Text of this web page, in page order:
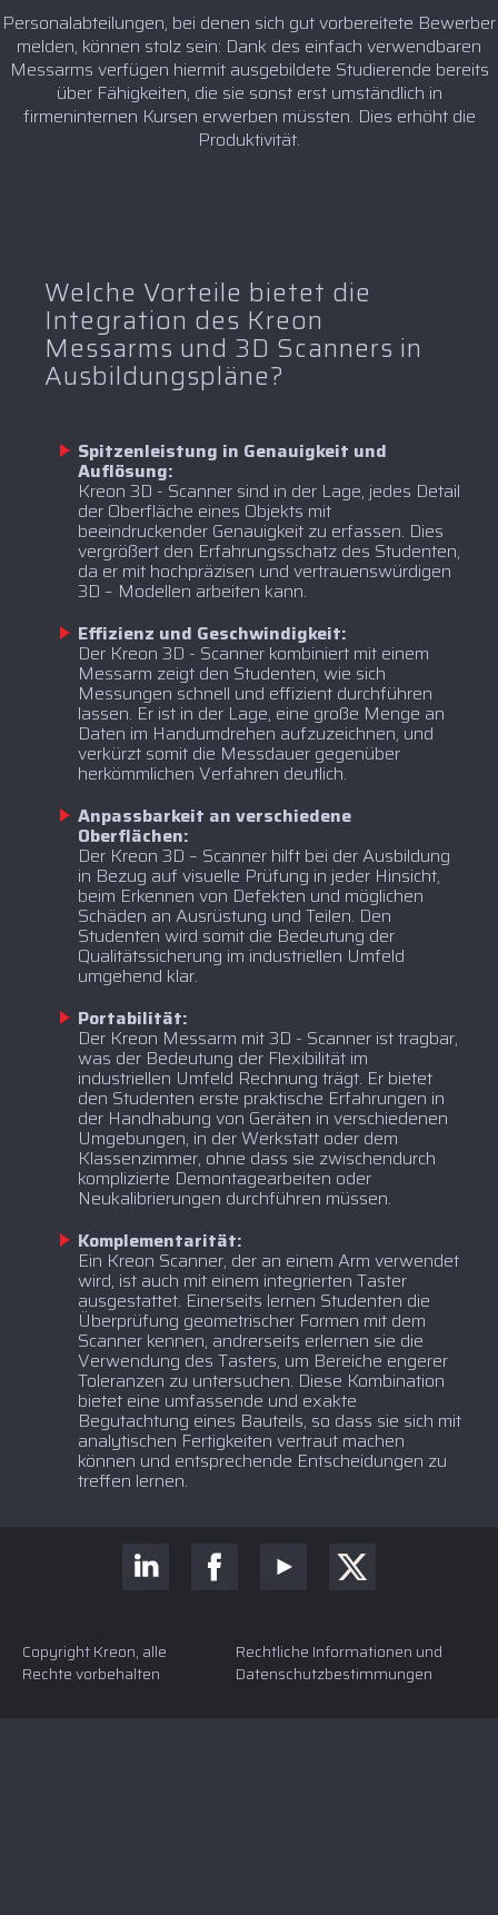
Personalabteilungen, bei denen sich gut vorbereitete Bewerber
melden, können stolz sein: Dank des einfach verwendbaren
Messarms verfügen hiermit ausgebildete Studierende bereits
über Fähigkeiten, die sie sonst erst umständlich in
firmeninternen Kursen erwerben müssten. Dies erhöht die
Produktivität.
Welche Vorteile bietet die
Integration des Kreon
Messarms und 3D Scanners in
Ausbildungspläne?
Spitzenleistung in Genauigkeit und
Auflösung:
Kreon 3D - Scanner sind in der Lage, jedes Detail
der Oberfläche eines Objekts mit
beeindruckender Genauigkeit zu erfassen. Dies
vergrößert den Erfahrungsschatz des Studenten,
da er mit hochpräzisen und vertrauenswürdigen
3D – Modellen arbeiten kann.
Effizienz und Geschwindigkeit:
‍Der Kreon 3D - Scanner kombiniert mit einem
Messarm zeigt den Studenten, wie sich
Messungen schnell und effizient durchführen
lassen. Er ist in der Lage, eine große Menge an
Daten im Handumdrehen aufzuzeichnen, und
verkürzt somit die Messdauer gegenüber
herkömmlichen Verfahren deutlich.
Anpassbarkeit an verschiedene
Oberflächen:
‍Der Kreon 3D – Scanner hilft bei der Ausbildung
in Bezug auf visuelle Prüfung in jeder Hinsicht,
beim Erkennen von Defekten und möglichen
Schäden an Ausrüstung und Teilen. Den
Studenten wird somit die Bedeutung der
Qualitätssicherung im industriellen Umfeld
umgehend klar.
Portabilität:
‍Der Kreon Messarm mit 3D - Scanner ist tragbar,
was der Bedeutung der Flexibilität im
industriellen Umfeld Rechnung trägt. Er bietet
den Studenten erste praktische Erfahrungen in
der Handhabung von Geräten in verschiedenen
Umgebungen, in der Werkstatt oder dem
Klassenzimmer, ohne dass sie zwischendurch
komplizierte Demontagearbeiten oder
Neukalibrierungen durchführen müssen.
Komplementarität:
‍Ein Kreon Scanner, der an einem Arm verwendet
wird, ist auch mit einem integrierten Taster
ausgestattet. Einerseits lernen Studenten die
Überprüfung geometrischer Formen mit dem
Scanner kennen, andrerseits erlernen sie die
Verwendung des Tasters, um Bereiche engerer
Toleranzen zu untersuchen. Diese Kombination
bietet eine umfassende und exakte
Begutachtung eines Bauteils, so dass sie sich mit
analytischen Fertigkeiten vertraut machen
können und entsprechende Entscheidungen zu
treffen lernen.
Copyright Kreon, alle
Rechte vorbehalten
Rechtliche Informationen und
Datenschutzbestimmungen